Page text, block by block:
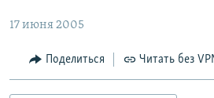
Вернутся
МНЕНИЯ
КУЛЬТУРА
17 июня 2005
Поделиться Читать без